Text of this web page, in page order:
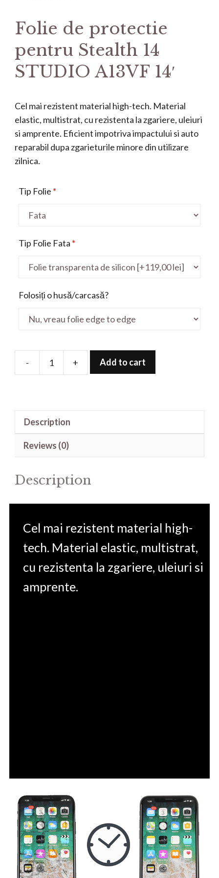
Folie de protectie
pentru Stealth 14
STUDIO A13VF 14′
Cel mai rezistent material high-tech. Material
elastic, multistrat, cu rezistenta la zgariere, uleiuri
si amprente. Eficient impotriva impactului si auto
reparabil dupa zgarieturile minore din utilizare
zilnica.
Tip Folie *
Tip Folie Fata *
Folosiți o husă/carcasă?
-
Folie
14'
+ Add to cart
Description
Reviews (0)
Description
Cel mai rezistent material high-
tech. Material elastic, multistrat,
cu rezistenta la zgariere, uleiuri si
amprente.